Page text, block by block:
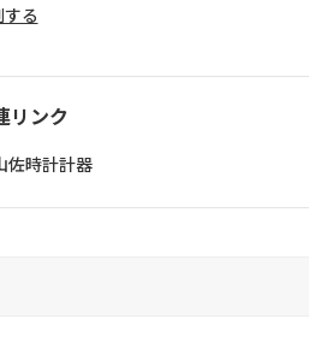
る
リンク
佐時計計器